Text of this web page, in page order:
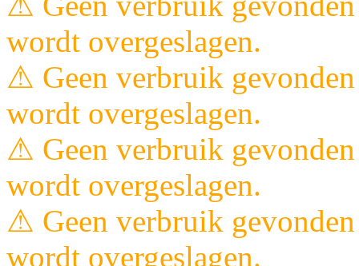
wordt overgeslagen.
⚠ Geen verbruik
wordt overgeslagen.
⚠ Geen verbruik
wordt overgeslagen.
⚠ Geen verbruik
wordt overgeslagen.